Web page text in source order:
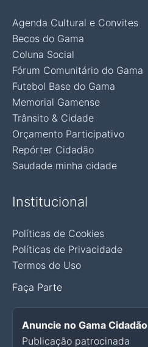
Agenda Cultural e Convites
Becos do Gama
Coluna Social
Fórum Comunitário do Gama
Futebol Base do Gama
Memorial Gamense
Trânsito & Cidade
Orçamento Participativo
Repórter Cidadão
Saudade minha cidade
Institucional
Políticas de Cookies
Políticas de Privacidade
Termos de Uso
Faça Parte
Anuncie no Gama Cidadão
Publicação patrocinada